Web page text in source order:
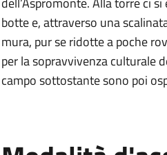
botte e, attraverso una
mura, pur se ridotte a poche
per la sopravvivenza culturale
campo sottostante sono poi